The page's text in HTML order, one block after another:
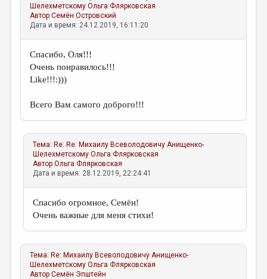
Шелехметскому Ольга Флярковская
АвторСемён Островский
Дата и время: 24.12.2019, 16:11:20
Спасибо, Оля!!!
Очень понравилось!!!
Like!!!:)))
Всего Вам самого доброго!!!
Тема: Re: Re: Михаилу Всеволодовичу Анищенко-
Шелехметскому Ольга Флярковская
АвторОльга Флярковская
Дата и время: 28.12.2019, 22:24:41
Спасибо огромное, Семён!
Очень важные для меня стихи!
Тема: Re: Михаилу Всеволодовичу Анищенко-
Шелехметскому Ольга Флярковская
АвторСемён Эпштейн